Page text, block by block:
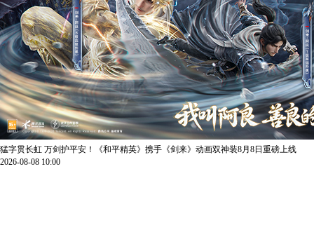
猛字贯长虹 万剑护平安！《和平精英》携手《剑来》动画双神装8月8日重磅上线
2026-08-08 10:00